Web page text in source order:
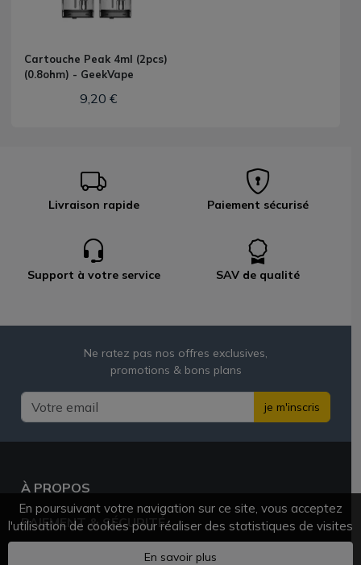
Cartouche Peak 4ml (2pcs)
(0.8ohm) - GeekVape
9,20 €
Livraison rapide Paiement sécurisé
Support à votre service SAV de qualité
Ne ratez pas nos offres exclusives,
promotions & bons plans
je m'inscris
À PROPOS
PAIEMENT & SÉCURITÉ
En poursuivant votre navigation sur ce site, vous acceptez
l'utilisation de cookies pour réaliser des statistiques de visites
En savoir plus